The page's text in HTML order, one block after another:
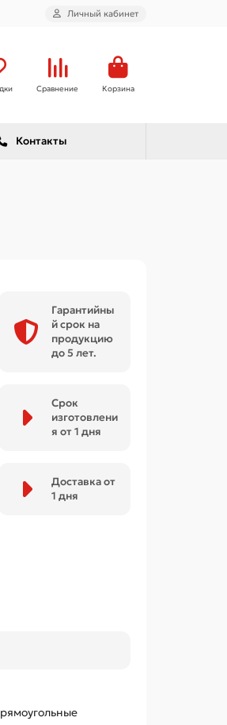
Личный кабинет
Сравнение Корзина
Контакты
Гарантийны
й срок на
продукцию
до 5 лет.
Срок
изготовлени
я от 1 дня
Доставка от
1 дня